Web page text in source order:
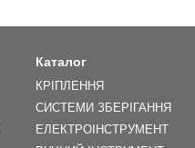
Каталог
КРІПЛЕННЯ
СИСТЕМИ ЗБЕРІГАННЯ
ЕЛЕКТРОІНСТРУМЕНТ